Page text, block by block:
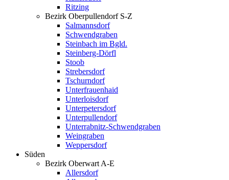
Ritzing
Bezirk Oberpullendorf S-Z
Salmannsdorf
Schwendgraben
Steinbach im Bgld.
Steinberg-Dörfl
Stoob
Strebersdorf
Tschurndorf
Unterfrauenhaid
Unterloisdorf
Unterpetersdorf
Unterpullendorf
Unterrabnitz-Schwendgraben
Weingraben
Weppersdorf
Süden
Bezirk Oberwart A-E
Allersdorf